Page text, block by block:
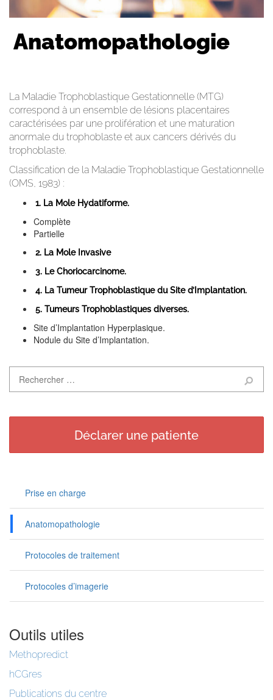
Anatomopathologie
La Maladie Trophoblastique Gestationnelle (MTG)
correspond à un ensemble de lésions placentaires
caractérisées par une prolifération et une maturation
anormale du trophoblaste et aux cancers dérivés du
trophoblaste.
Classification de la Maladie Trophoblastique Gestationnelle
(OMS, 1983) :
1. La Mole Hydatiforme.
Complète
Partielle
2. La Mole Invasive
3. Le Choriocarcinome.
4. La Tumeur Trophoblastique du Site d’Implantation.
5. Tumeurs Trophoblastiques diverses.
Site d’Implantation Hyperplasique.
Nodule du Site d’Implantation.
Déclarer une patiente
Prise en charge
Anatomopathologie
Protocoles de traitement
Protocoles d’imagerie
Outils utiles
Methopredict
hCGres
Publications du centre